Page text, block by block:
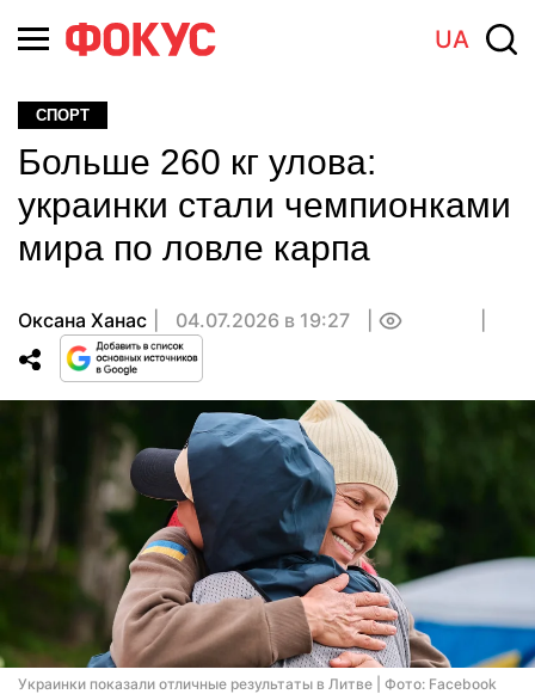
UA
СПОРТ
Больше 260 кг улова:
украинки стали чемпионками
мира по ловле карпа
Оксана Ханас 04.07.2026 в 19:27
Украинки показали отличные результаты в Литве | Фото: Facebook